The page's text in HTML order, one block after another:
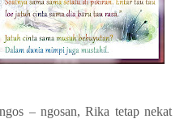
– ngosan, Rika tetap nekat